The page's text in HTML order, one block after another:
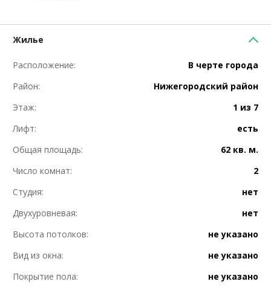
Жилье
Расположение:
В черте города
Район:
Нижегородский район
Этаж:
1 из 7
Лифт:
есть
Общая площадь:
62 кв. м.
Число комнат:
2
Студия:
нет
Двухуровневая:
нет
Высота потолков:
не указано
Вид из окна:
не указано
Покрытие пола:
не указано